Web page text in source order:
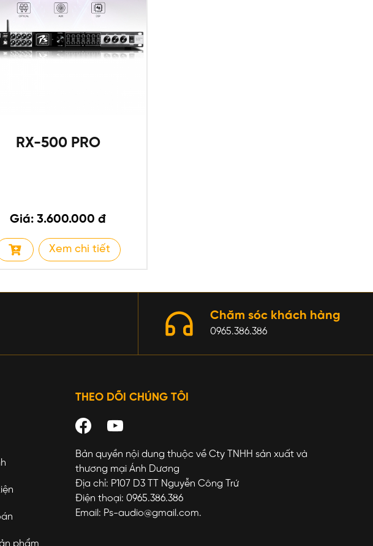
RX-500 PRO
Giá: 3.600.000 đ
Xem chi tiết
Chăm sóc khách hàng
0965.386.386
phẩm
THEO DÕI CHÚNG TÔI
Bản quyền nội dung thuộc về Cty TNHH sản xuất và
thương mại Ánh Dương
Địa chỉ: P107 D3 TT Nguyễn Công Trứ
Điện thoại: 0965.386.386
Email: Ps-audio@gmail.com.